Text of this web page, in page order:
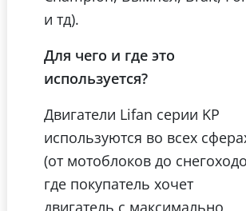
и тд).
Для чего и где это
используется?
Двигатели Lifan серии KP
используются во всех
(от мотоблоков до
где покупатель хочет
двигатель с максимально